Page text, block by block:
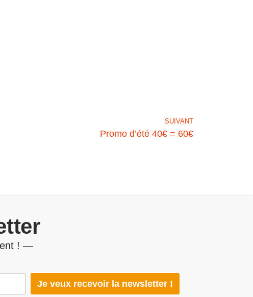
SUIVANT
Promo d’été 40€ = 60€
! —